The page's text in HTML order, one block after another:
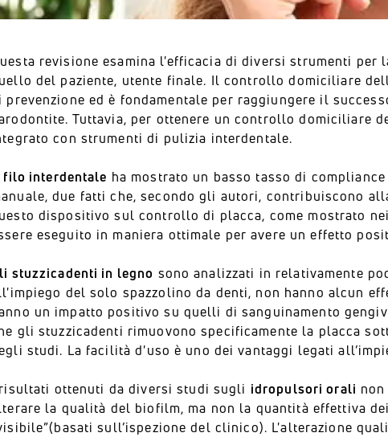
revisione esamina l'efficacia di diversi strumenti
del paziente, utente finale. Il controllo domiciliare
prevenzione ed è fondamentale per raggiungere il
Tuttavia, per ottenere un controllo domiciliare
con strumenti di pulizia interdentale.
interdentale ha mostrato un basso tasso di
due fatti che, secondo gli autori, contribuiscono
dispositivo sul controllo di placca, come mostrato
eseguito in maniera ottimale per avere un effetto
stuzzicadenti in legno sono analizzati in relativamente
del solo spazzolino da denti, non hanno alcun
un impatto positivo su quelli di sanguinamento
gli stuzzicadenti rimuovono specificamente la placca
studi. La facilità d'uso è uno dei vantaggi legati
ottenuti da diversi studi sugli idropulsori orali
la qualità del biofilm, ma non la quantità effettiva
sull’ispezione del clinico). L'alterazione